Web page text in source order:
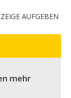
AUFGEBEN
mehr